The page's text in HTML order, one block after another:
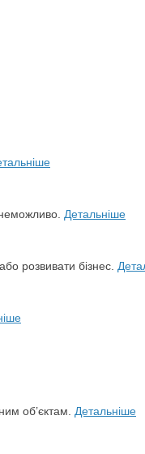
Детальніше
розвивати бізнес.
об’єктам. Детальніше